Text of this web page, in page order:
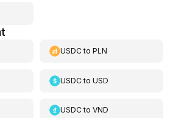
USDCtoPLN
USDCtoUSD
USDCtoVND